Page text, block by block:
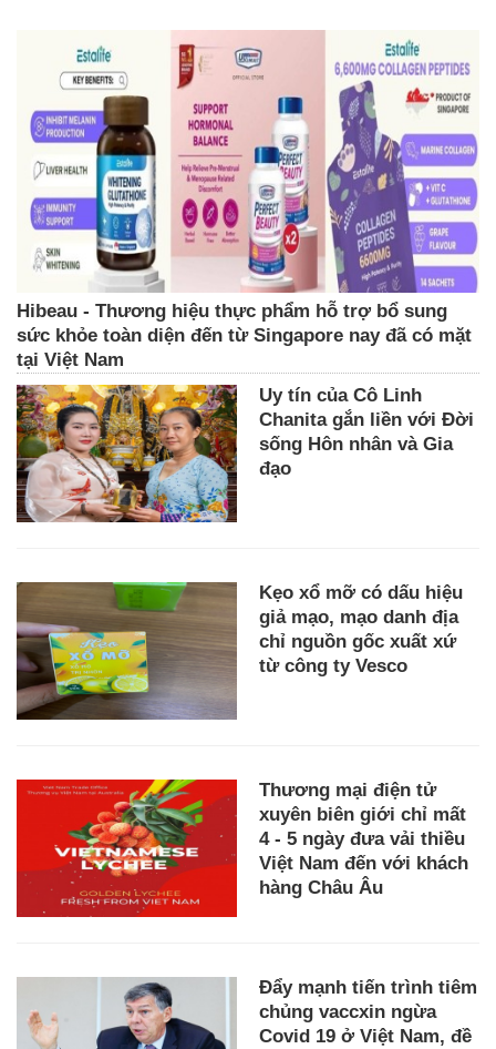
Hibeau - Thương hiệu thực phẩm hỗ trợ bổ sung
sức khỏe toàn diện đến từ Singapore nay đã có mặt
tại Việt Nam
Uy tín của Cô Linh
Chanita gắn liền với Đời
sống Hôn nhân và Gia
đạo
Kẹo xổ mỡ có dấu hiệu
giả mạo, mạo danh địa
chỉ nguồn gốc xuất xứ
từ công ty Vesco
Thương mại điện tử
xuyên biên giới chỉ mất
4 - 5 ngày đưa vải thiều
Việt Nam đến với khách
hàng Châu Âu
Đẩy mạnh tiến trình tiêm
chủng vaccxin ngừa
Covid 19 ở Việt Nam, đề